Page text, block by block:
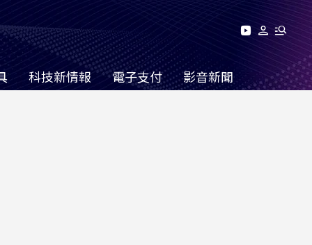
科技新情報 電子支付 影音新聞